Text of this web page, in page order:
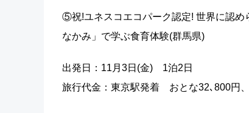
⑤祝!ユネスコエコパーク認定! 世界に認め
なかみ」で学ぶ食育体験(群馬県)
出発日：11月3日(金) 1泊2日
旅行代金：東京駅発着 おとな32､800円